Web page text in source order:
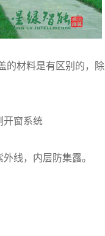
材料是有区别的，
开窗系统
线，内层防集露。